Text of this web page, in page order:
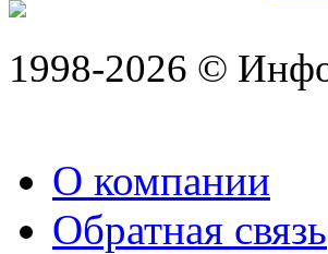
1998-2026 ©
О компании
Обратная связь